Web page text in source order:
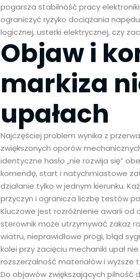
pogarsza stabilność pracy
ograniczyć ryzyko dociążania
logicznej, usterki elektrycznej, czy
Objaw i
markiza
upałach
Najczęściej problem wynika z
zwiększonych oporów
identyczne hasło „nie rozwija się”
komendę, start i natychmiastowe
działanie tylko w jednym kierunku.
przyczyn i ogranicza liczbę testów
Kluczowe jest rozróżnienie awarii
sterownik może utrzymywać zakaz
wiatru, nieprawidłowe progi, błąd
kolei przy zacięciu mechaniki upał
rozszerzalność materiałów i wyższe
Do objawów zwiększających pilność